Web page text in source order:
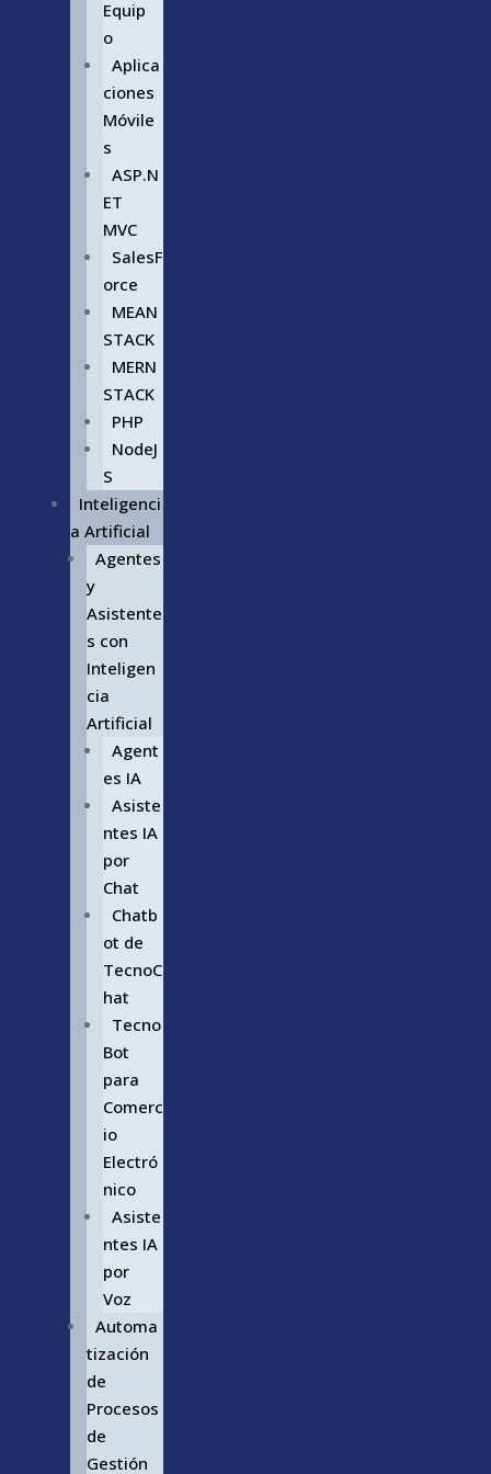
Equip
o
Aplica
ciones
Móvile
s
ASP.N
ET
MVC
SalesF
orce
MEAN
STACK
MERN
STACK
PHP
NodeJ
S
Inteligenci
a Artificial
Agentes
y
Asistente
s con
Inteligen
cia
Artificial
Agent
es IA
Asiste
ntes IA
por
Chat
Chatb
ot de
TecnoC
hat
Tecno
Bot
para
Comerc
io
Electró
nico
Asiste
ntes IA
por
Voz
Automa
tización
de
Procesos
de
Gestión